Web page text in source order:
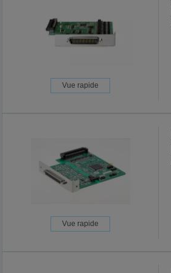
Vue rapide
Vue rapide